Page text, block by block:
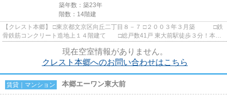
築年数：築23年
階数：14階建
【クレスト本郷】 □東京都文京区向丘二丁目８－７ □２００３年３月築 □鉄
骨鉄筋コンクリート造地上１４階建て □総戸数41戸 東大前駅徒歩３分！本郷
現在空室情報がありません。
クレスト本郷へのお問い合わせはこちら
賃貸｜マンション 本郷エーワン東大前